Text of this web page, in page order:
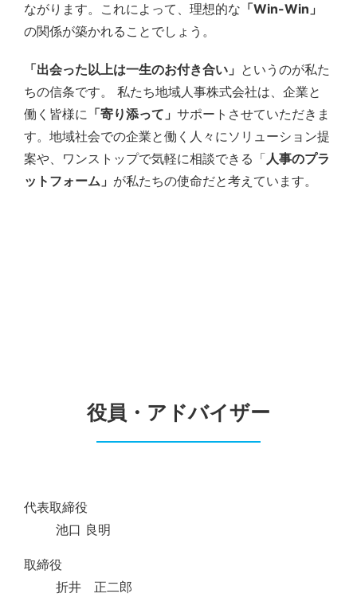
ながります。これによって、理想的な 「Win-Win」
の関係が築かれることでしょう。
「出会った以上は一生のお付き合い」 というのが私た
ちの信条です。
私たち地域人事株式会社は、企業と
働く皆様に 「寄り添って」 サポートさせていただきま
す。地域社会での企業と働く人々にソリューション提
案や、ワンストップで気軽に相談できる「人事のプラ
ットフォーム」 が私たちの使命だと考えています。
役員・アドバイザー
代表取締役
池口 良明
取締役
折井 正二郎